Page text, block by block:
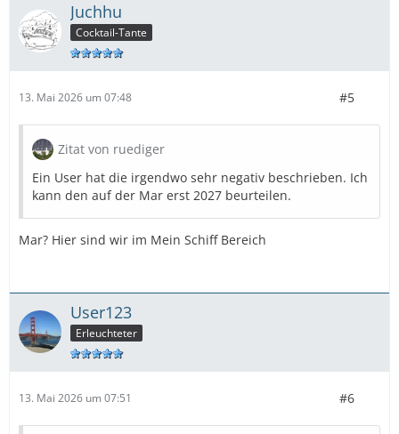
Juchhu
Cocktail-Tante
13. Mai 2026 um 07:48 #5
Zitat von ruediger
Ein User hat die irgendwo sehr negativ beschrieben. Ich
kann den auf der Mar erst 2027 beurteilen.
Mar? Hier sind wir im Mein Schiff Bereich
User123
Erleuchteter
13. Mai 2026 um 07:51 #6